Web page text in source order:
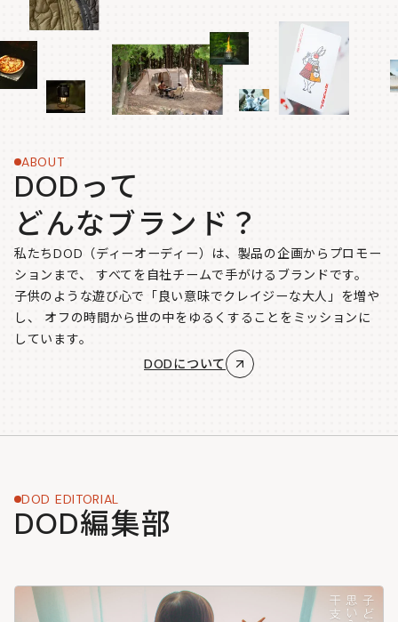
ABOUT
DODって
どんなブランド？
私たちDOD（ディーオーディー）は、製品の企画からプロモー
ションまで、
すべてを自社チームで手がけるブランドです。
子供のような遊び心で「良い意味でクレイジーな大人」を増や
し、
オフの時間から世の中をゆるくすることをミッションに
しています。
DODについて
DOD EDITORIAL
DOD編集部